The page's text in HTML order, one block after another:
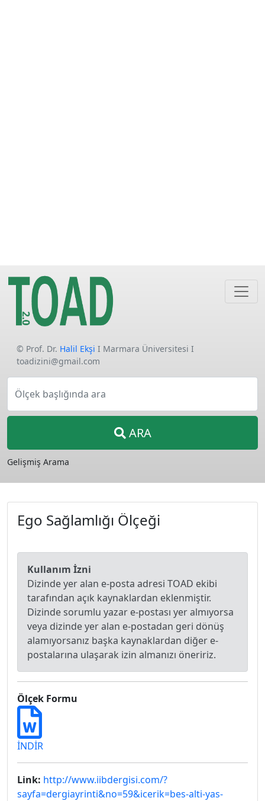
© Prof. Dr. Halil Ekşi I Marmara Üniversitesi I
toadizini@gmail.com
Ölçek başlığında ara
ARA
Gelişmiş Arama
Ego Sağlamlığı Ölçeği
Kullanım İzni
Dizinde yer alan e-posta adresi TOAD ekibi
tarafından açık kaynaklardan eklenmiştir.
Dizinde sorumlu yazar e-postası yer almıyorsa
veya dizinde yer alan e-postadan geri dönüş
alamıyorsanız başka kaynaklardan diğer e-
postalarına ulaşarak izin almanızı öneririz.
Ölçek Formu
İNDİR
Link: http://www.iibdergisi.com/?
sayfa=dergiayrinti&no=59&icerik=bes-alti-yas-